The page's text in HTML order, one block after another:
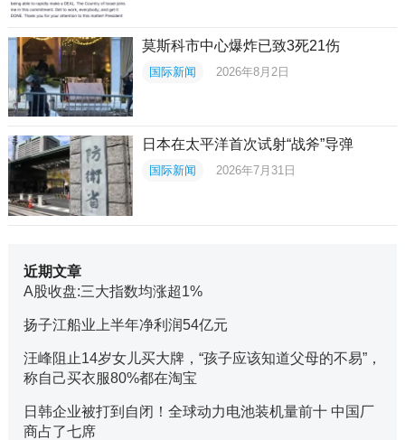
莫斯科市中心爆炸已致3死21伤
国际新闻 2026年8月2日
日本在太平洋首次试射“战斧”导弹
国际新闻 2026年7月31日
近期文章
A股收盘:三大指数均涨超1%
扬子江船业上半年净利润54亿元
汪峰阻止14岁女儿买大牌，“孩子应该知道父母的不易”，
称自己买衣服80%都在淘宝
日韩企业被打到自闭！全球动力电池装机量前十 中国厂
商占了七席